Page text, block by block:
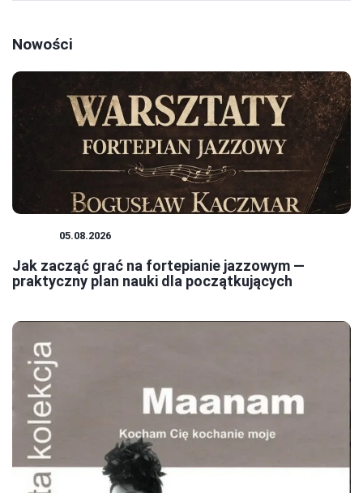
Nowości
05.08.2026
Jak zacząć grać na fortepianie jazzowym —
praktyczny plan nauki dla początkujących